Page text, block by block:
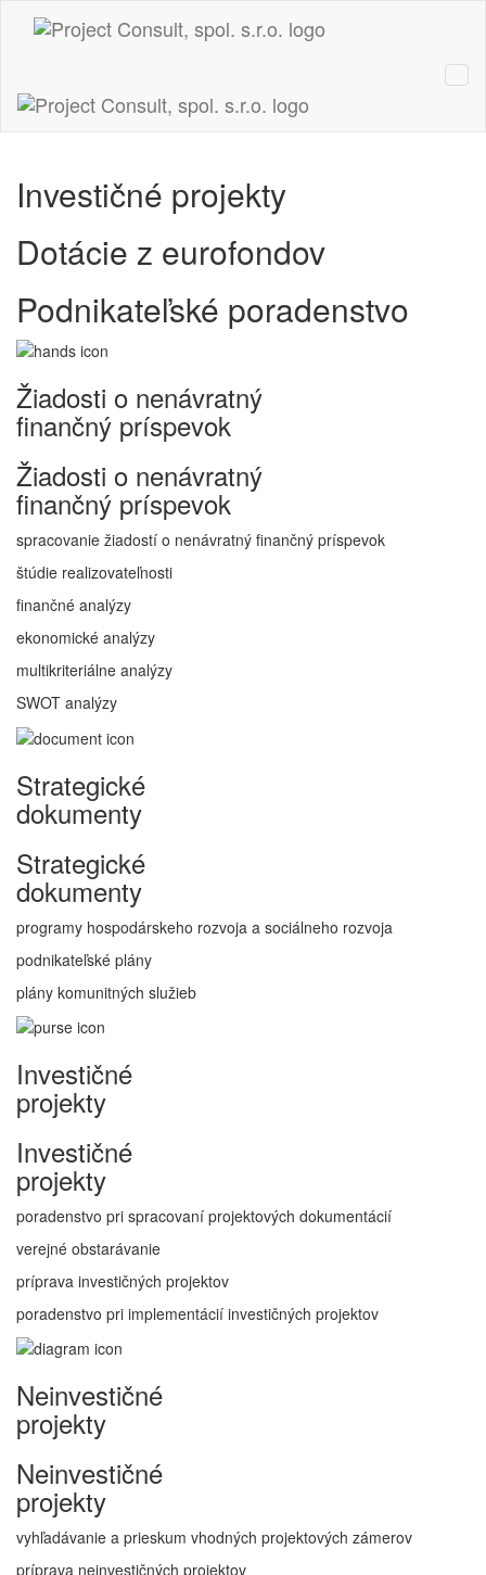
Investičné projekty
Dotácie z eurofondov
Podnikateľské poradenstvo
Žiadosti o nenávratný
finančný príspevok
Žiadosti o nenávratný
finančný príspevok
spracovanie žiadostí o nenávratný finančný príspevok
štúdie realizovateľnosti
finančné analýzy
ekonomické analýzy
multikriteriálne analýzy
SWOT analýzy
Strategické
dokumenty
Strategické
dokumenty
programy hospodárskeho rozvoja a sociálneho rozvoja
podnikateľské plány
plány komunitných služieb
Investičné
projekty
Investičné
projekty
poradenstvo pri spracovaní projektových dokumentácií
verejné obstarávanie
príprava investičných projektov
poradenstvo pri implementácií investičných projektov
Neinvestičné
projekty
Neinvestičné
projekty
vyhľadávanie a prieskum vhodných projektových zámerov
príprava neinvestičných projektov